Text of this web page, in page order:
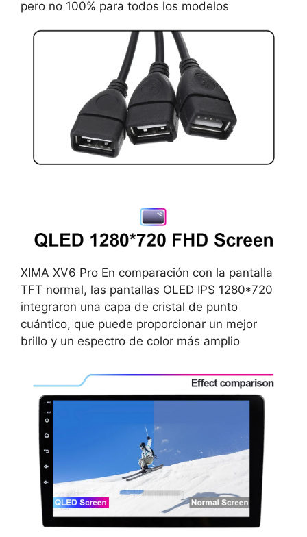
pero no 100% para todos los modelos
XIMA XV6 Pro En comparación con la pantalla
TFT normal, las pantallas OLED IPS 1280*720
integraron una capa de cristal de punto
cuántico, que puede proporcionar un mejor
brillo y un espectro de color más amplio